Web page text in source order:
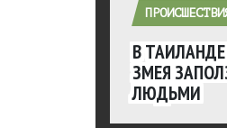
В
ЗМЕЯ
ЛЮДЬМИ